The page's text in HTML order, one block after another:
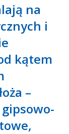
na
i
kątem
–